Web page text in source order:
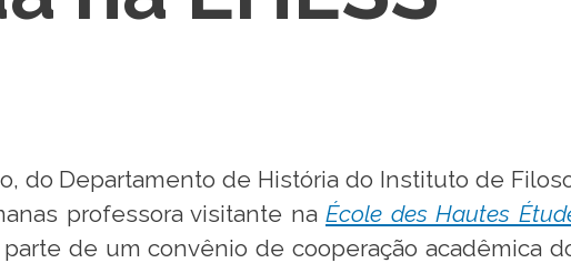
do Departamento de História do Instituto de
professora visitante na École des Hautes
de um convênio de cooperação acadêmica